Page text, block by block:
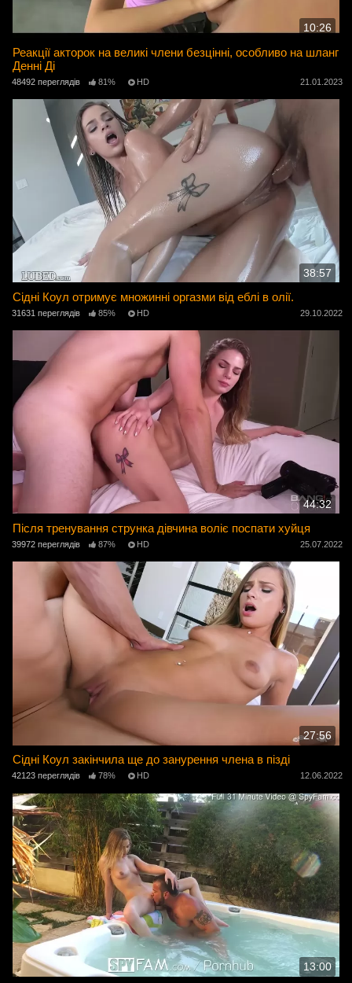
10:26
Реакції акторок на великі члени безцінні, особливо на шланг
Денні Ді
48492 переглядів 81% HD 21.01.2023
38:57
Сідні Коул отримує множинні оргазми від еблі в олії.
31631 переглядів 85% HD 29.10.2022
44:32
Після тренування струнка дівчина воліє поспати хуйця
39972 переглядів 87% HD 25.07.2022
27:56
Сідні Коул закінчила ще до занурення члена в пізді
42123 переглядів 78% HD 12.06.2022
13:00